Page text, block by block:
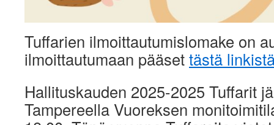
Tuffarien ilmoittautumislomake on
ilmoittautumaan pääsettästä
Hallituskauden 2025-2025 Tuffarit
Tampereella Vuoreksen